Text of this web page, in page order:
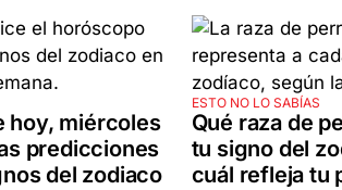
hoy, miércoles
predicciones
del zodiaco
ESTO NO LO SABÍAS
Qué raza de
tu signo del
cuál refleja tu